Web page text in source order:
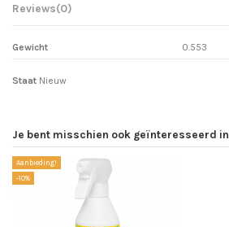
Reviews(0)
Gewicht 0.553
Staat Nieuw
Je bent misschien ook geïnteresseerd in
Aanbieding!
-10%